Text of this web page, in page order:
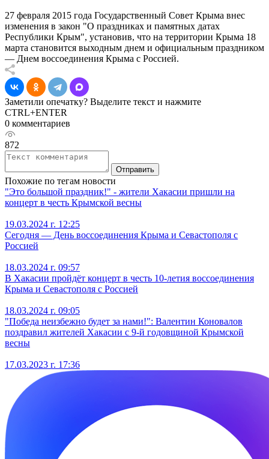
27 февраля 2015 года Государственный Совет Крыма внес
изменения в закон "О праздниках и памятных датах
Республики Крым", установив, что на территории Крыма 18
марта становится выходным днем и официальным праздником
— Днем воссоединения Крыма с Россией.
Заметили опечатку? Выделите текст и нажмите
CTRL+ENTER
0 комментариев
872
Отправить
Похожие по тегам новости
"Это большой праздник!" - жители Хакасии пришли на
концерт в честь Крымской весны
19.03.2024 г. 12:25
Сегодня — День воссоединения Крыма и Севастополя с
Россией
18.03.2024 г. 09:57
В Хакасии пройдёт концерт в честь 10-летия воссоединения
Крыма и Севастополя с Россией
18.03.2024 г. 09:05
"Победа неизбежно будет за нами!": Валентин Коновалов
поздравил жителей Хакасии с 9-й годовщиной Крымской
весны
17.03.2023 г. 17:36